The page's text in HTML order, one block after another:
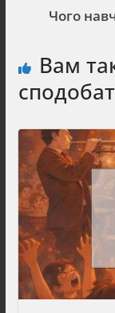
Чого
Вам